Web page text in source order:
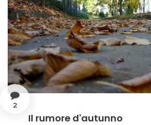
2
Il rumore d'autunno